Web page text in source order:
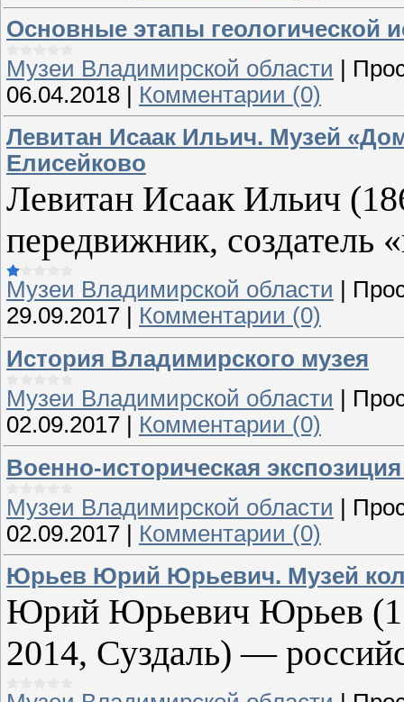
Основные этапы геологической
Музеи Владимирской области
06.04.2018
Комментарии (0)
Левитан Исаак Ильич. Музей
Елисейково
Левитан Исаак Ильич
передвижник, создатель
Музеи Владимирской области
29.09.2017
Комментарии (0)
История Владимирского музея
Музеи Владимирской области
02.09.2017
Комментарии (0)
Военно-историческая
Музеи Владимирской области |
02.09.2017 | Комментарии (0)
Юрьев Юрий Юрьевич. Музей
Юрий Юрьевич Юрьев
2014, Суздаль) —